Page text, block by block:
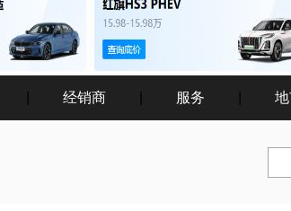
经销商 服务